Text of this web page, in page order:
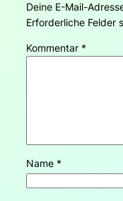
Deine E-Mail-
Erforderliche Felder
Kommentar *
Name *